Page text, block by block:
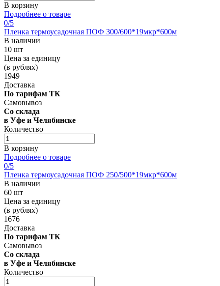
В корзину
Подробнее о товаре
0/5
Пленка термоусадочная ПОФ 300/600*19мкр*600м
В наличии
10 шт
Цена за единицу
(в рублях)
1949
Доставка
По тарифам ТК
Самовывоз
Со склада
в Уфе и Челябинске
Количество
В корзину
Подробнее о товаре
0/5
Пленка термоусадочная ПОФ 250/500*19мкр*600м
В наличии
60 шт
Цена за единицу
(в рублях)
1676
Доставка
По тарифам ТК
Самовывоз
Со склада
в Уфе и Челябинске
Количество